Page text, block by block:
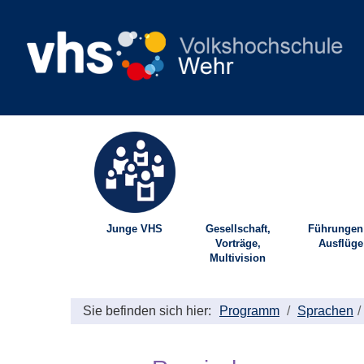
Junge VHS
Gesellschaft,
Vorträge,
Multivision
Ausflüge
Sie befinden sich hier: Programm Sprachen